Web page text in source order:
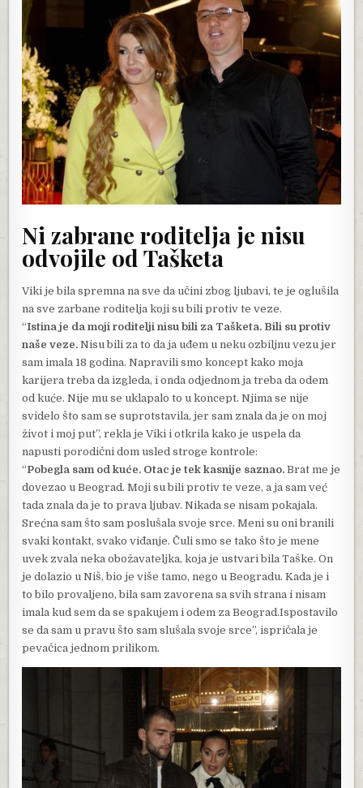
Ni zabrane roditelja je nisu
odvojile od Tašketa
Viki je bila spremna na sve da učini zbog ljubavi, te je oglušila
na sve zarbane roditelja koji su bili protiv te veze.
“Istina je da moji roditelji nisu bili za Tašketa. Bili su protiv
naše veze. Nisu bili za to da ja uđem u neku ozbiljnu vezu jer
sam imala 18 godina. Napravili smo koncept kako moja
karijera treba da izgleda, i onda odjednom ja treba da odem
od kuće. Nije mu se uklapalo to u koncept. Njima se nije
svidelo što sam se suprotstavila, jer sam znala da je on moj
život i moj put”, rekla je Viki i otkrila kako je uspela da
napusti porodični dom usled stroge kontrole:
“Pobegla sam od kuće. Otac je tek kasnije saznao. Brat me je
dovezao u Beograd. Moji su bili protiv te veze, a ja sam već
tada znala da je to prava ljubav. Nikada se nisam pokajala.
Srećna sam što sam poslušala svoje srce. Meni su oni branili
svaki kontakt, svako viđanje. Čuli smo se tako što je mene
uvek zvala neka obožavateljka, koja je ustvari bila Taške. On
je dolazio u Niš, bio je više tamo, nego u Beogradu. Kada je i
to bilo provaljeno, bila sam zavorena sa svih strana i nisam
imala kud sem da se spakujem i odem za Beograd.Ispostavilo
se da sam u pravu što sam slušala svoje srce”, ispričala je
pevačica jednom prilikom.